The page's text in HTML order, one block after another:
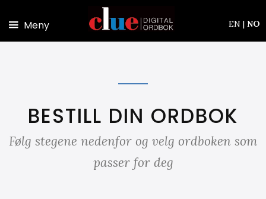
Meny EN | NO
BESTILL DIN ORDBOK
Følg stegene nedenfor og velg ordboken som
passer for deg